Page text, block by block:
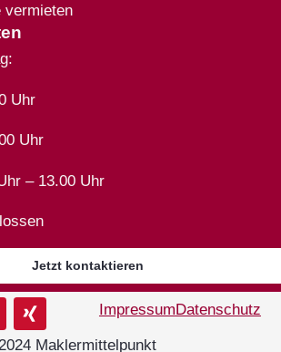
vermieten
Uhr
Uhr
– 13.00 Uhr
Jetzt kontaktieren
Impressum Datenschutz
Maklermittelpunkt